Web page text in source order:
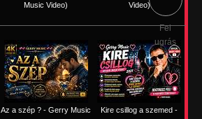
Music Video)
Video)
Az a szép ? - Gerry Music Kire csillog a szemed -
Fel
ugrás